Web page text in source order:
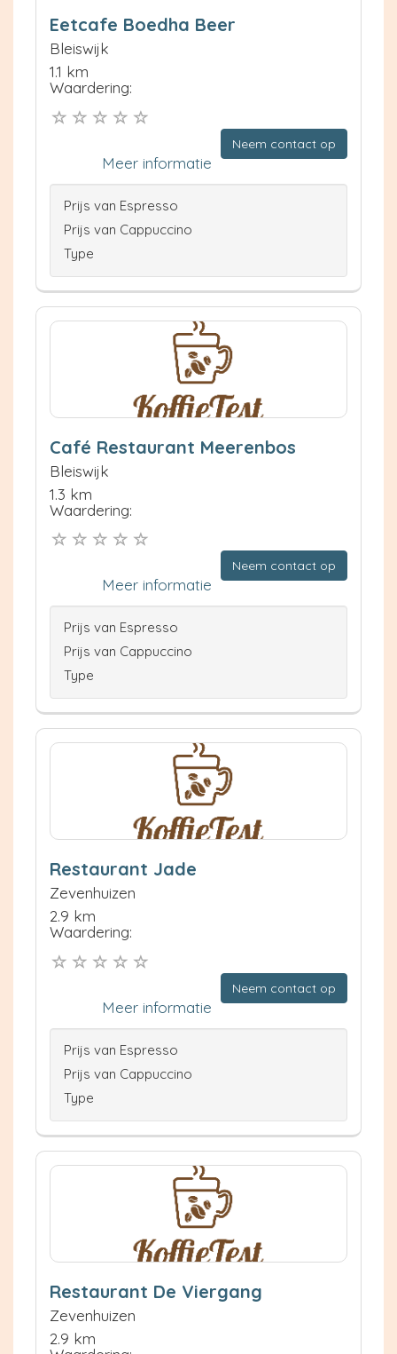
Eetcafe Boedha Beer
Bleiswijk
1.1 km
Waardering:
Neem contact op
Meer informatie
Prijs van Espresso
Prijs van Cappuccino
Type
Café Restaurant Meerenbos
Bleiswijk
1.3 km
Waardering:
Neem contact op
Meer informatie
Prijs van Espresso
Prijs van Cappuccino
Type
Restaurant Jade
Zevenhuizen
2.9 km
Waardering:
Neem contact op
Meer informatie
Prijs van Espresso
Prijs van Cappuccino
Type
Restaurant De Viergang
Zevenhuizen
2.9 km